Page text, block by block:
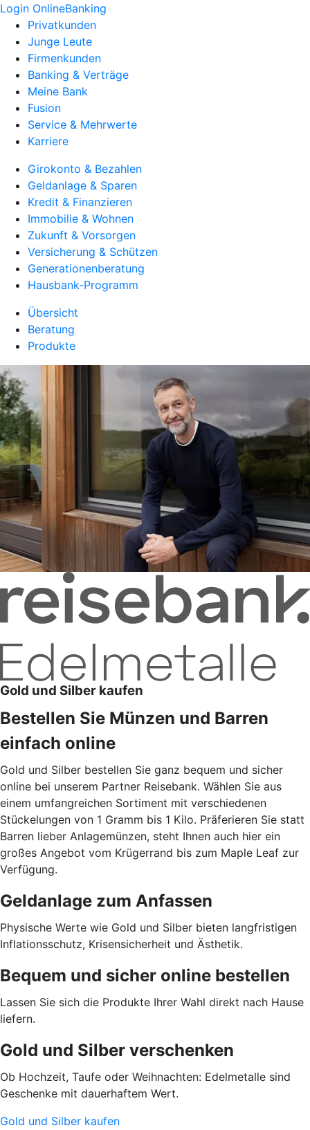
Login OnlineBanking
Privatkunden
Junge Leute
Firmenkunden
Banking & Verträge
Meine Bank
Fusion
Service & Mehrwerte
Karriere
Girokonto & Bezahlen
Geldanlage & Sparen
Kredit & Finanzieren
Immobilie & Wohnen
Zukunft & Vorsorgen
Versicherung & Schützen
Generationenberatung
Hausbank-Programm
Übersicht
Beratung
Produkte
Gold und Silber kaufen
Bestellen Sie Münzen und Barren
einfach online
Gold und Silber bestellen Sie ganz bequem und sicher
online bei unserem Partner Reisebank. Wählen Sie aus
einem umfangreichen Sortiment mit verschiedenen
Stückelungen von 1 Gramm bis 1 Kilo. Präferieren Sie statt
Barren lieber Anlagemünzen, steht Ihnen auch hier ein
großes Angebot vom Krügerrand bis zum Maple Leaf zur
Verfügung.
Geldanlage zum Anfassen
Physische Werte wie Gold und Silber bieten langfristigen
Inflationsschutz, Krisensicherheit und Ästhetik.
Bequem und sicher online bestellen
Lassen Sie sich die Produkte Ihrer Wahl direkt nach Hause
liefern.
Gold und Silber verschenken
Ob Hochzeit, Taufe oder Weihnachten: Edelmetalle sind
Geschenke mit dauerhaftem Wert.
Gold und Silber kaufen